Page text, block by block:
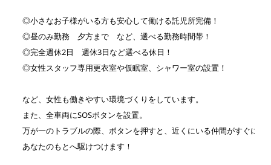
◎小さなお子様がいる方も安心して働ける託児所完備！
◎昼のみ勤務 夕方まで など、選べる勤務時間帯！
◎完全週休2日 週休3日など選べる休日！
◎女性スタッフ専用更衣室や仮眠室、シャワー室の設置！
など、女性も働きやすい環境づくりをしています。
また、全車両にSOSボタンを設置。
万が一のトラブルの際、ボタンを押すと、近くにいる仲間がすぐに
あなたのもとへ駆けつけます！